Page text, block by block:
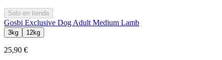
Solo en tienda
Gosbi Exclusive Dog Adult Medium Lamb
3kg 12kg
25,90 €